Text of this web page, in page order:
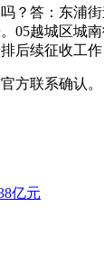
？答：东浦
05越城区城
续征收工
方联系确认。
亿元